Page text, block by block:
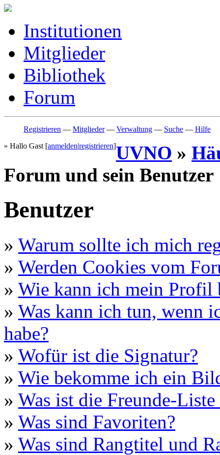
Institutionen
Mitglieder
Bibliothek
Forum
Registrieren — Mitglieder— Verwaltung — Suche — Hilfe
» Hallo Gast [anmelden|registrieren]UVNO »
Forum und sein Benutzer
Benutzer
» Warum sollte ich mich
» Werden Cookies vom
» Wie kann ich mein Profil
» Was kann ich tun, wenn
habe?
» Wofür ist die Signatur?
» Wie bekomme ich ein
» Was ist die Freunde-
» Was sind Favoriten?
» Was sind Rangtitel und